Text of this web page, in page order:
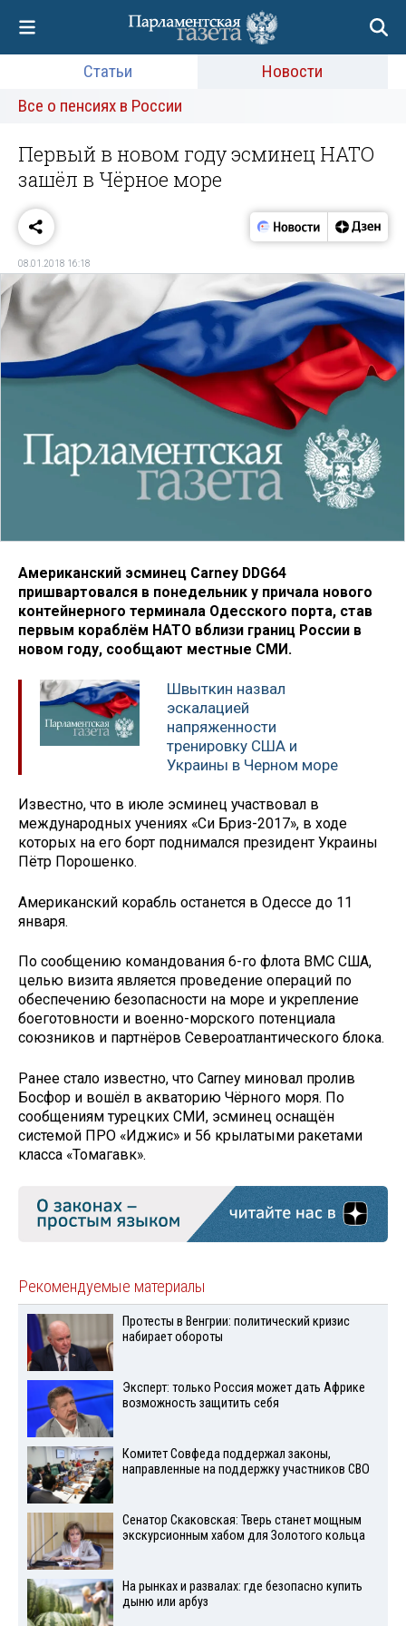
Статьи
Новости
Все о пенсиях в России
Первый в новом году эсминец НАТО
зашёл в Чёрное море
08.01.2018 16:18
Американский эсминец Carney DDG64
пришвартовался в понедельник у причала нового
контейнерного терминала Одесского порта, став
первым кораблём НАТО вблизи границ России в
новом году, сообщают местные СМИ.
Швыткин назвал
эскалацией
напряженности
тренировку США и
Украины в Черном море
Известно, что в июле эсминец участвовал в
международных учениях «Си Бриз-2017», в ходе
которых на его борт поднимался президент Украины
Пётр Порошенко.
Американский корабль останется в Одессе до 11
января.
По сообщению командования 6-го флота ВМС США,
целью визита является проведение операций по
обеспечению безопасности на море и укрепление
боеготовности и военно-морского потенциала
союзников и партнёров Североатлантического блока.
Ранее стало известно, что Carney миновал пролив
Босфор и вошёл в акваторию Чёрного моря. По
сообщениям турецких СМИ, эсминец оснащён
системой ПРО «Иджис» и 56 крылатыми ракетами
класса «Томагавк».
Рекомендуемые материалы
Протесты в Венгрии: политический кризис
набирает обороты
Эксперт: только Россия может дать Африке
возможность защитить себя
Комитет Совфеда поддержал законы,
направленные на поддержку участников СВО
Сенатор Скаковская: Тверь станет мощным
экскурсионным хабом для Золотого кольца
На рынках и развалах: где безопасно купить
дыню или арбуз